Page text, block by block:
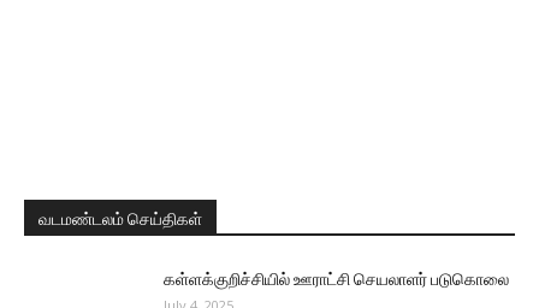
வடமண்டலம் செய்திகள்
கள்ளக்குறிச்சியில் ஊராட்சி செயலாளர் படுகொலை